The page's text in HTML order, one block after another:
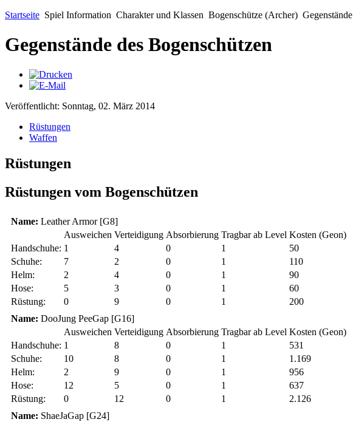
Startseite Spiel Information Charakter und Klassen Bogenschütze (Archer) Gegenstände
Gegenstände des Bogenschützen
Veröffentlicht: Sonntag, 02. März 2014
Rüstungen
Waffen
Rüstungen
Rüstungen vom Bogenschützen
Name: Leather Armor [G8]
Ausweichen Verteidigung Absorbierung Tragbar ab Level Kosten (Geon)
Handschuhe: 1 4 0 1
50
Schuhe:
7 2 0 1
110
Helm:
2 4 0 1
90
Hose:
5 3 0 1
60
Rüstung:
0 9 0 1
200
Name: DooJung PeeGap [G16]
Ausweichen Verteidigung Absorbierung Tragbar ab Level Kosten (Geon)
Handschuhe: 1 8 0 1
531
Schuhe:
10 8 0 1
1.169
Helm:
2 9 0 1
956
Hose:
12 5 0 1
637
Rüstung:
0 12 0 1
2.126
Name: ShaeJaGap [G24]